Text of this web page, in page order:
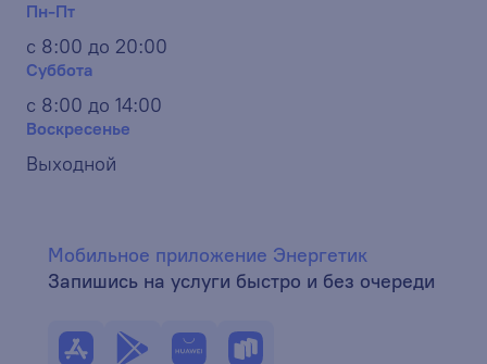
Пн-Пт
с 8:00 до 20:00
Суббота
с 8:00 до 14:00
Воскресенье
Выходной
Мобильное приложение Энергетик
Запишись на услуги быстро и без очереди